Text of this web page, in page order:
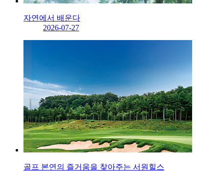
자연에서 배운다
2026-07-27
골프 본연의 즐거움을 찾아주는 서원힐스